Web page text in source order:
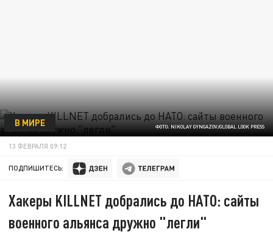
ФОТО: NIKOLAY GYNGAZOV/GLOBAL LOOK PRESS
В МИРЕ
13 ФЕВРАЛЯ 09:12
ПОДПИШИТЕСЬ:
Хакеры KILLNET добрались до НАТО: сайты
военного альянса дружно "легли"